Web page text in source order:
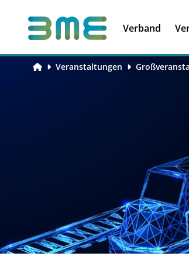
Verband
Führungskompetenzen
Veranstaltungen